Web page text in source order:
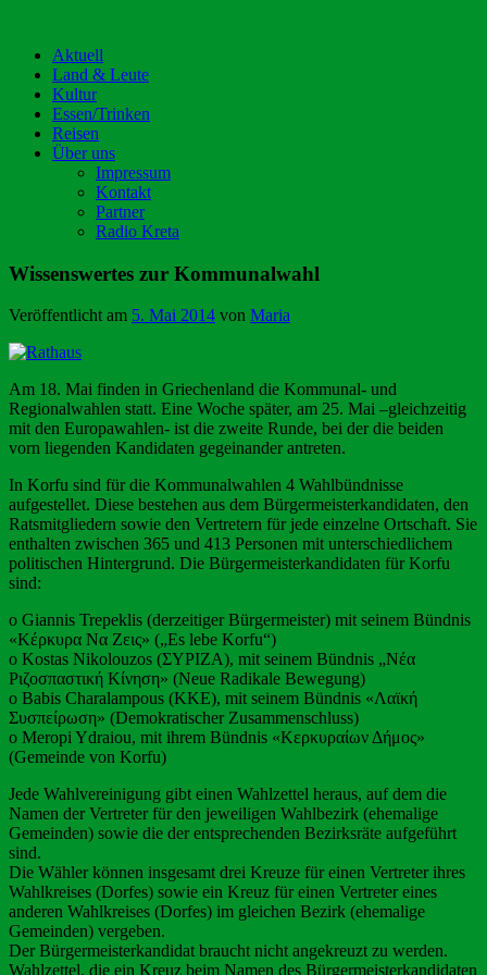
Aktuell
Land & Leute
Kultur
Essen/Trinken
Reisen
Über uns
Impressum
Kontakt
Partner
Radio Kreta
Wissenswertes zur Kommunalwahl
Veröffentlicht am 5. Mai 2014 von Maria
Am 18. Mai finden in Griechenland die Kommunal- und
Regionalwahlen statt. Eine Woche später, am 25. Mai –gleichzeitig
mit den Europawahlen- ist die zweite Runde, bei der die beiden
vorn liegenden Kandidaten gegeinander antreten.
In Korfu sind für die Kommunalwahlen 4 Wahlbündnisse
aufgestellet. Diese bestehen aus dem Bürgermeisterkandidaten, den
Ratsmitgliedern sowie den Vertretern für jede einzelne Ortschaft. Sie
enthalten zwischen 365 und 413 Personen mit unterschiedlichem
politischen Hintergrund. Die Bürgermeisterkandidaten für Korfu
sind:
o Giannis Trepeklis (derzeitiger Bürgermeister) mit seinem Bündnis
«Κέρκυρα Να Ζεις» („Es lebe Korfu“)
o Kostas Nikolouzos (ΣΥΡΙΖΑ), mit seinem Bündnis „Νέα
Ριζοσπαστική Κίνηση» (Neue Radikale Bewegung)
o Babis Charalampous (ΚΚΕ), mit seinem Bündnis «Λαϊκή
Συσπείρωση» (Demokratischer Zusammenschluss)
o Meropi Ydraiou, mit ihrem Bündnis «Κερκυραίων Δήμος»
(Gemeinde von Korfu)
Jede Wahlvereinigung gibt einen Wahlzettel heraus, auf dem die
Namen der Vertreter für den jeweiligen Wahlbezirk (ehemalige
Gemeinden) sowie die der entsprechenden Bezirksräte aufgeführt
sind.
Die Wähler können insgesamt drei Kreuze für einen Vertreter ihres
Wahlkreises (Dorfes) sowie ein Kreuz für einen Vertreter eines
anderen Wahlkreises (Dorfes) im gleichen Bezirk (ehemalige
Gemeinden) vergeben.
Der Bürgermeisterkandidat braucht nicht angekreuzt zu werden.
Wahlzettel, die ein Kreuz beim Namen des Bürgermeisterkandidaten